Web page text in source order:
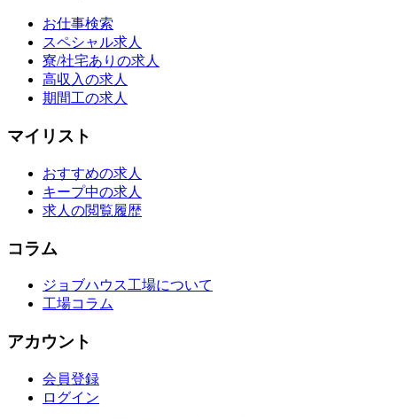
お仕事検索
スペシャル求人
寮/社宅ありの求人
高収入の求人
期間工の求人
マイリスト
おすすめの求人
キープ中の求人
求人の閲覧履歴
コラム
ジョブハウス工場について
工場コラム
アカウント
会員登録
ログイン